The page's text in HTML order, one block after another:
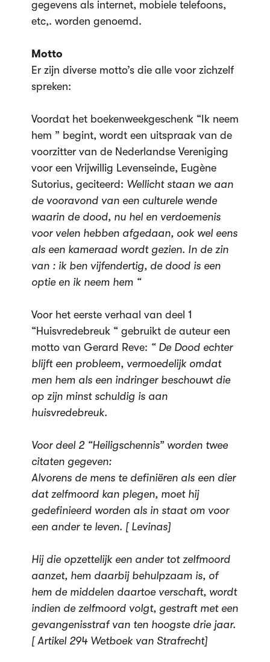
gegevens als internet, mobiele telefoons,
etc,. worden genoemd.
Motto
Er zijn diverse motto’s die alle voor zichzelf
spreken:
Voordat het boekenweekgeschenk “Ik neem
hem ” begint, wordt een uitspraak van de
voorzitter van de Nederlandse Vereniging
voor een Vrijwillig Levenseinde, Eugène
Sutorius, geciteerd: Wellicht staan we aan
de vooravond van een culturele wende
waarin de dood, nu hel en verdoemenis
voor velen hebben afgedaan, ook wel eens
als een kameraad wordt gezien. In de zin
van : ik ben vijfendertig, de dood is een
optie en ik neem hem “
Voor het eerste verhaal van deel 1
“Huisvredebreuk “ gebruikt de auteur een
motto van Gerard Reve: “ De Dood echter
blijft een probleem, vermoedelijk omdat
men hem als een indringer beschouwt die
op zijn minst schuldig is aan
huisvredebreuk.
Voor deel 2 “Heiligschennis” worden twee
citaten gegeven:
Alvorens de mens te definiëren als een dier
dat zelfmoord kan plegen, moet hij
gedefinieerd worden als in staat om voor
een ander te leven. [ Levinas]
Hij die opzettelijk een ander tot zelfmoord
aanzet, hem daarbij behulpzaam is, of
hem de middelen daartoe verschaft, wordt
indien de zelfmoord volgt, gestraft met een
gevangenisstraf van ten hoogste drie jaar.
[ Artikel 294 Wetboek van Strafrecht]